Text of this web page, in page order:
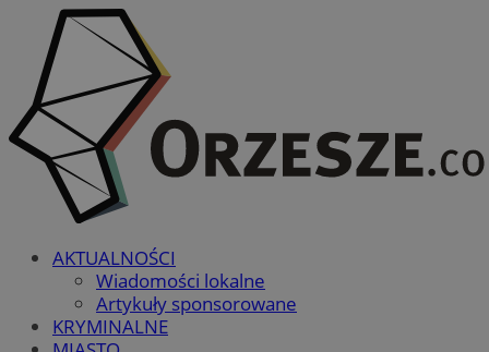
AKTUALNOŚCI
Wiadomości lokalne
Artykuły sponsorowane
KRYMINALNE